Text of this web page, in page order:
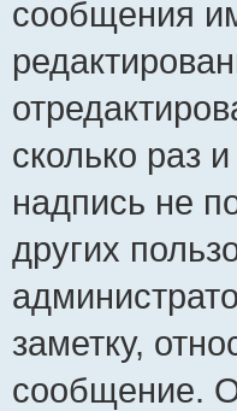
сообщения
сколько раз
надпись не
других
заметку,
сообщение.